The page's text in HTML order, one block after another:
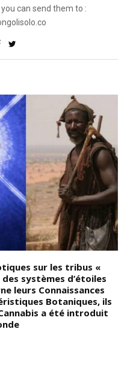
can send them to :
sur les tribus «
systèmes d’étoiles
leurs Connaissances
Botaniques, ils
a été introduit